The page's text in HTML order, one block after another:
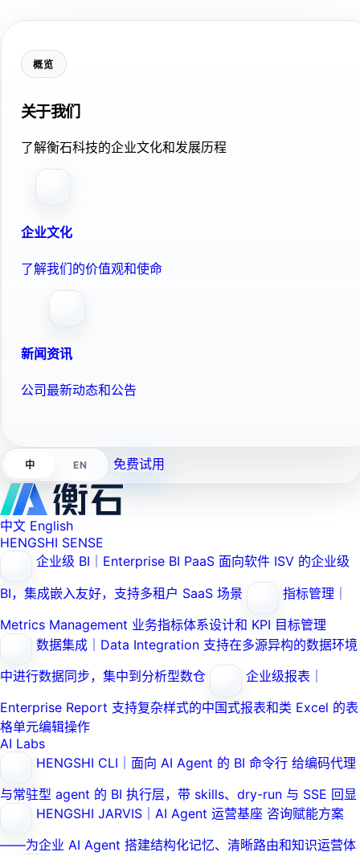
概览
关于我们
了解衡石科技的企业文化和发展历程
企业文化
了解我们的价值观和使命
新闻资讯
公司最新动态和公告
中 EN 免费试用
中文 English
HENGSHI SENSE
企业级 BI｜Enterprise BI PaaS 面向软件 ISV 的企业级
BI，集成嵌入友好，支持多租户 SaaS 场景
指标管理｜
Metrics Management 业务指标体系设计和 KPI 目标管理
数据集成｜Data Integration 支持在多源异构的数据环境
中进行数据同步，集中到分析型数仓
企业级报表｜
Enterprise Report 支持复杂样式的中国式报表和类 Excel 的表
格单元编辑操作
AI Labs
HENGSHI CLI｜面向 AI Agent 的 BI 命令行 给编码代理
与常驻型 agent 的 BI 执行层，带 skills、dry-run 与 SSE 回显
HENGSHI JARVIS｜AI Agent 运营基座 咨询赋能方案
——为企业 AI Agent 搭建结构化记忆、清晰路由和知识运营体